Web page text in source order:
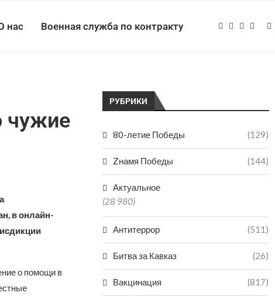
нас Военная служба по контракту
чужие
в онлайн-
о помощи в
РУБРИКИ
80-летие Победы (129)
Zнамя Победы (144)
Актуальное
(28 980)
Антитеррор (511)
Битва за Кавказ (26)
Вакцинация (817)